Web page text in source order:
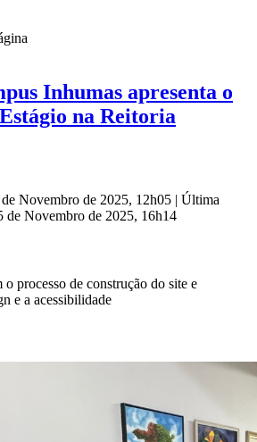
Inhumas apresenta o
na Reitoria
Novembro de 2025, 12h05 | Última
de Novembro de 2025, 16h14
o processo de construção do site e
e a acessibilidade